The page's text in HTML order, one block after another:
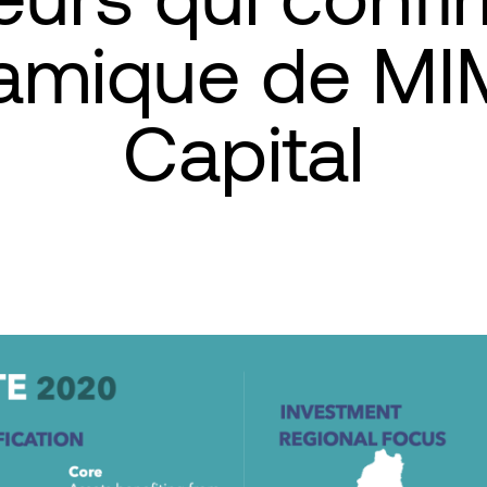
de
Capital